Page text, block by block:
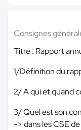
Consignes
Titre : Rapport
1/Définition du
2/ A qui et quand
3/ Quel est son
-> dans les CSE